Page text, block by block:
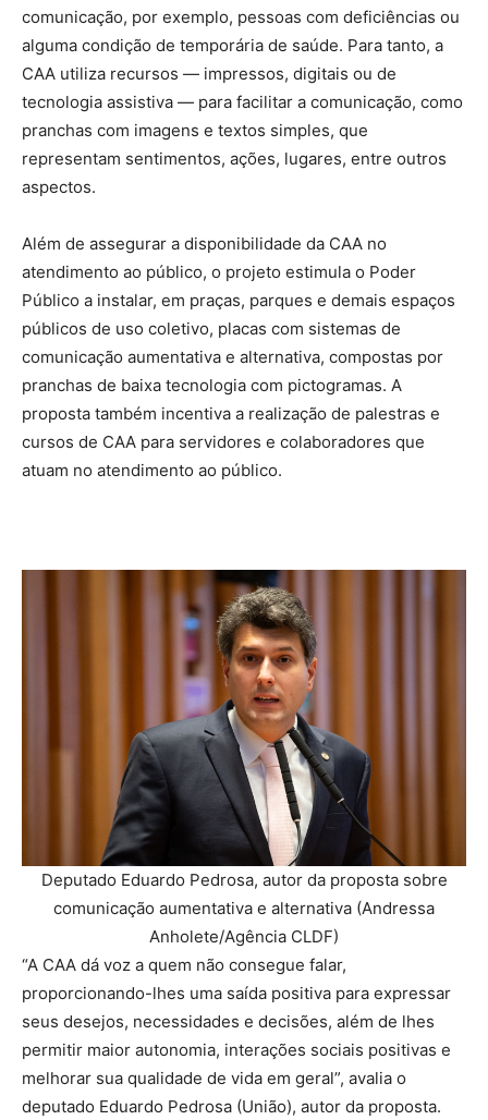
comunicação, por exemplo, pessoas com deficiências ou
alguma condição de temporária de saúde. Para tanto, a
CAA utiliza recursos — impressos, digitais ou de
tecnologia assistiva — para facilitar a comunicação, como
pranchas com imagens e textos simples, que
representam sentimentos, ações, lugares, entre outros
aspectos.
Além de assegurar a disponibilidade da CAA no
atendimento ao público, o projeto estimula o Poder
Público a instalar, em praças, parques e demais espaços
públicos de uso coletivo, placas com sistemas de
comunicação aumentativa e alternativa, compostas por
pranchas de baixa tecnologia com pictogramas. A
proposta também incentiva a realização de palestras e
cursos de CAA para servidores e colaboradores que
atuam no atendimento ao público.
Deputado Eduardo Pedrosa, autor da proposta sobre
comunicação aumentativa e alternativa (Andressa
Anholete/Agência CLDF)
“A CAA dá voz a quem não consegue falar,
proporcionando-lhes uma saída positiva para expressar
seus desejos, necessidades e decisões, além de lhes
permitir maior autonomia, interações sociais positivas e
melhorar sua qualidade de vida em geral”, avalia o
deputado Eduardo Pedrosa (União), autor da proposta.